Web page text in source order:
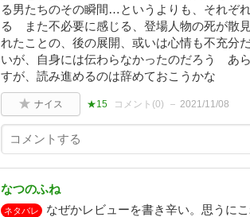
る男たちのその瞬間…というよりも、それぞ
る また不必要に感じる、登場人物の死が散
れたことの、後の展開、或いは心情も不充
いが、自身には伝わらなかったのだろう あ
すが、読み進めるのは辞めておこうかな
ナイス ★15 コメント(0) 2021/11/08
なつのふね
ネタバレ
なぜかレビューを書き辛い。思うに